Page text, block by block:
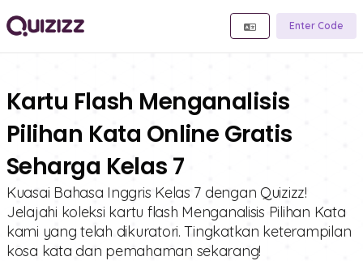
Enter Code
Kartu Flash Menganalisis
Pilihan Kata Online Gratis
Seharga Kelas 7
Kuasai Bahasa Inggris Kelas 7 dengan Quizizz!
Jelajahi koleksi kartu flash Menganalisis Pilihan Kata
kami yang telah dikuratori. Tingkatkan keterampilan
kosa kata dan pemahaman sekarang!